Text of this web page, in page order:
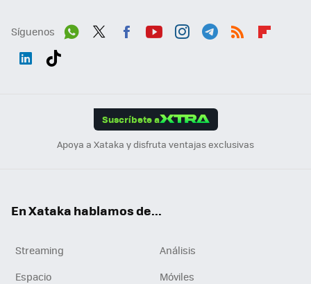
Síguenos
Suscríbete a
Apoya a Xataka y disfruta ventajas exclusivas
En Xataka hablamos de...
Streaming
Análisis
Espacio
Móviles